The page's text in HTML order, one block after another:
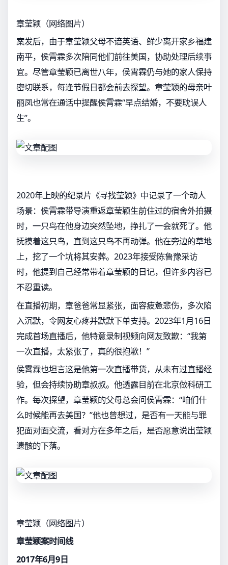
章莹颖（网络图片）
案发后，由于章莹颖父母不谙英语、鲜少离开家乡福建
南平，侯霄霖多次陪同他们前往美国，协助处理后续事
宜。尽管章莹颖已离世八年，侯霄霖仍与她的家人保持
密切联系，每逢节假日都会前去探望。章莹颖的母亲叶
丽凤也常在通话中提醒侯霄霖“早点结婚，不要耽误人
生”。
2020年上映的纪录片《寻找莹颖》中记录了一个动人
场景：侯霄霖带导演重返章莹颖生前住过的宿舍外拍摄
时，一只鸟在他身边突然坠地，挣扎了一会就死了。他
抚摸着这只鸟，直到这只鸟不再动弹。他在旁边的草地
上，挖了一个坑将其安葬。2023年接受陈鲁豫采访
时，他提到自己经常带着章莹颖的日记，但许多内容已
不忍重读。
在直播初期，章爸爸常显紧张，面容疲惫悲伤，多次陷
入沉默，令网友心疼并默默下单支持。2023年1月16日
完成首场直播后，他特意录制视频向网友致歉：“我第
一次直播，太紧张了，真的很抱歉！”
侯霄霖也坦言这是他第一次直播带货，从未有过直播经
验，但会持续协助章叔叔。他透露目前在北京做科研工
作。每次探望，章莹颖的父母总会问侯霄霖：“咱们什
么时候能再去美国？”他也曾想过，是否有一天能与罪
犯面对面交流，看对方在多年之后，是否愿意说出莹颖
遗骸的下落。
章莹颖（网络图片）
章莹颖案时间线
2017年6月9日